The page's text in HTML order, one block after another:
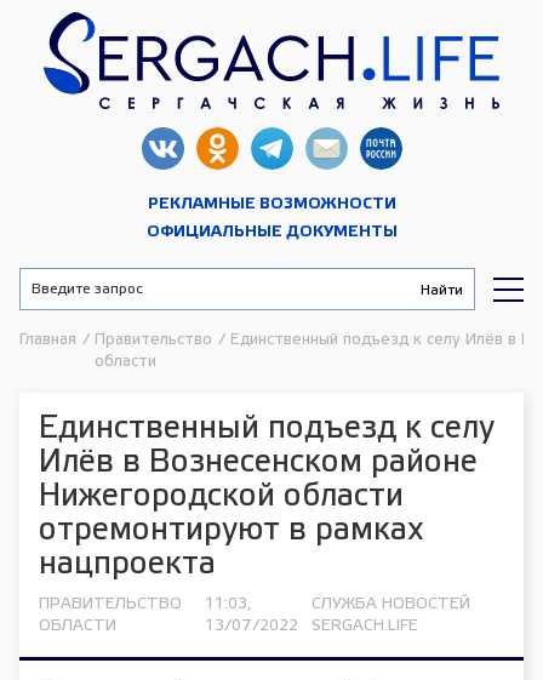
РЕКЛАМНЫЕ ВОЗМОЖНОСТИ
ОФИЦИАЛЬНЫЕ ДОКУМЕНТЫ
Главная /
Правительство
области
/ Единственный подъезд к селу Илёв в
Единственный подъезд к селу
Илёв в Вознесенском районе
Нижегородской области
отремонтируют в рамках
нацпроекта
ПРАВИТЕЛЬСТВО
ОБЛАСТИ
11:03,
13/07/2022
СЛУЖБА НОВОСТЕЙ
SERGACH.LIFE